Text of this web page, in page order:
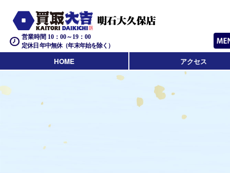
営業時間 10：00～19：00
定休日 年中無休（年末年始を除く）
HOME アクセス